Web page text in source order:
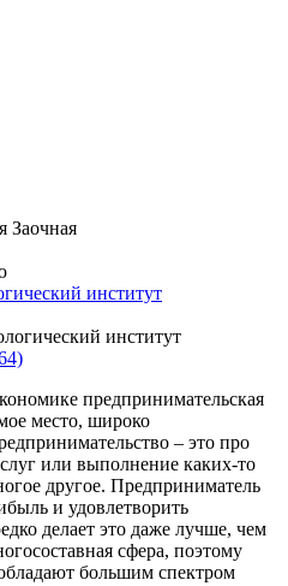
Заочная
институт
предпринимательская
место, широко
– это про
или выполнение каких-то
другое. Предприниматель
и удовлетворить
делает это даже лучше, чем
сфера, поэтому
большим спектром